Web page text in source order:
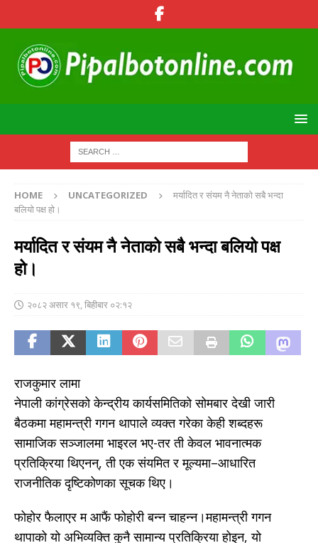
HOME UNCATEGORIZED
मर्यादित र संयम नै नेताको सबै भन्दा
बलियो पक्ष हो।
मर्यादित र संयम नै नेताको सबै भन्दा बलियो पक्ष
हो।
२०८२ असार १९, बिहीबार ०२:१२
राजकुमार लामा
नेपाली कांग्रेसको केन्द्रीय कार्यसमितिको सोमबार देखी जारी
बैठकमा महामन्त्री गगन थापाले व्यक्त गरेका केही शब्दहरू
सामाजिक सञ्जालमा भाइरल भए-तर ती केवल भावनात्मक
प्रतिक्रिया थिएनन्, ती एक संयमित र मूल्यमा–आधारित
राजनीतिक दृष्टिकोणका सूचक थिए।
फोहोर फैलाएर म आफैं फोहोरी बन्न चाहन्न।महामन्त्री गगन
थापाको यो अभिव्यक्ति कुनै सामान्य प्रतिक्रिया होइन, यो